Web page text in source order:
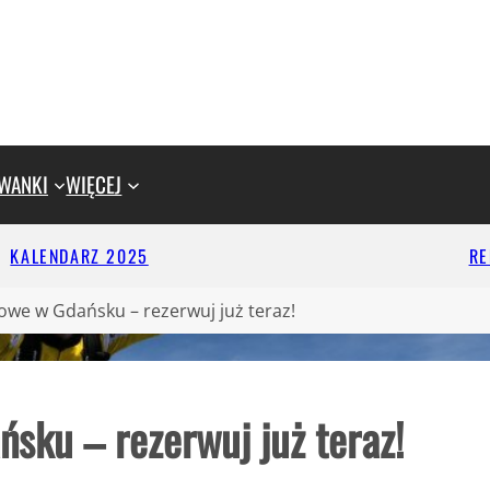
WIĘCEJ
KALENDARZ 2025
w Gdańsku – rezerwuj już teraz!
– rezerwuj już teraz!